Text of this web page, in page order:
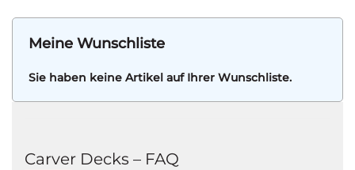
Meine Wunschliste
Sie haben keine Artikel auf Ihrer Wunschliste.
Carver Decks – FAQ